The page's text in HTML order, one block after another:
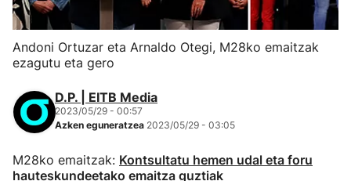
Andoni Ortuzar eta Arnaldo Otegi, M28ko emaitzak
ezagutu eta gero
D.P. | EITB Media
2023/05/29 - 00:57
Azken eguneratzea 2023/05/29 - 03:05
M28ko emaitzak: Kontsultatu hemen udal eta foru
hauteskundeetako emaitza guztiak